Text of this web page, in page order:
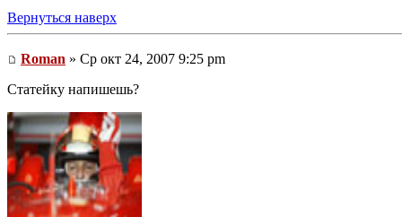
Вернуться наверх
Roman » Ср окт 24, 2007 9:25 pm
Статейку напишешь?